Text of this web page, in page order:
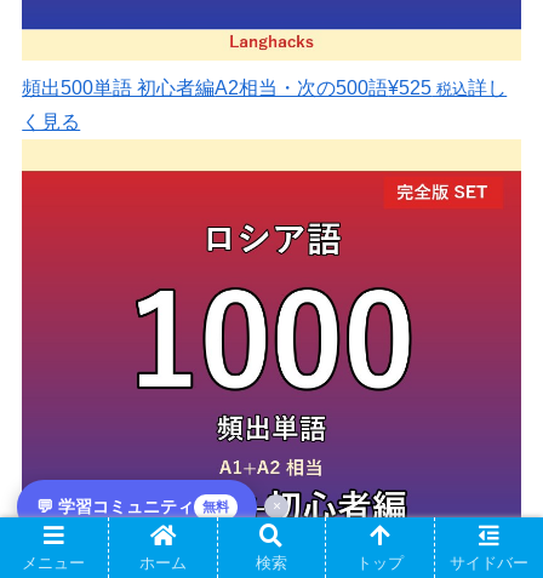
頻出500単語 初心者編A2相当・次の500語¥525 税込詳し
く見る
💬 学習コミュニティ 無料 ×
メニュー ホーム 検索 トップ サイドバー